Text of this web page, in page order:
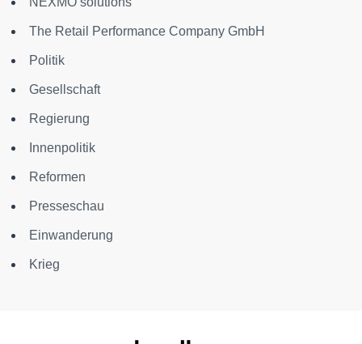
The Retail Performance Company GmbH
Politik
Gesellschaft
Regierung
Innenpolitik
Reformen
Presseschau
Einwanderung
Krieg